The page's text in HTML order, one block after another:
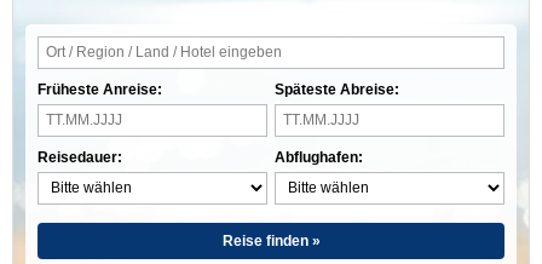
Früheste Anreise:
Reisedauer:
Späteste Abreise:
Abflughafen:
Reise finden »